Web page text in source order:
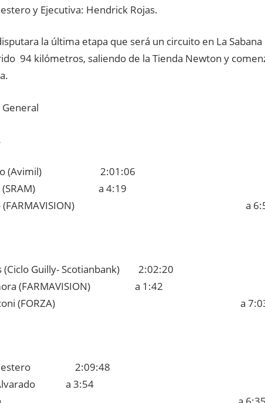
y Ejecutiva: Hendrick Rojas.
la última etapa que será un circuito en La
94 kilómetros, saliendo de la Tienda Newton y
General
(Avimil) 2:01:06
(SRAM) a 4:19
(FARMAVISION) a
(Ciclo Guilly- Scotianbank) 2:02:20
(FARMAVISION) a 1:42
Luconi (FORZA) a
2:09:48
Alvarado a 3:54